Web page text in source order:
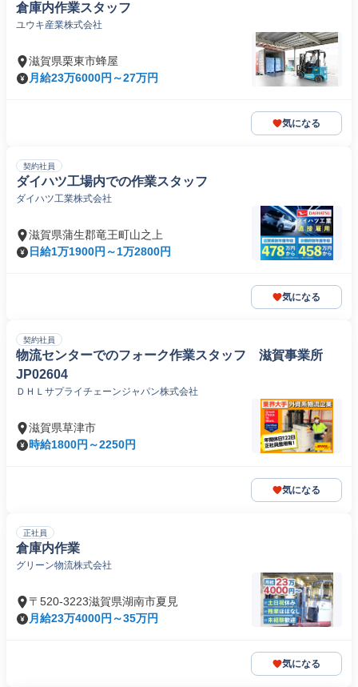
倉庫内作業スタッフ
ユウキ産業株式会社
滋賀県栗東市蜂屋
月給23万6000円～27万円
気になる
契約社員
ダイハツ工場内での作業スタッフ
ダイハツ工業株式会社
滋賀県蒲生郡竜王町山之上
日給1万1900円～1万2800円
気になる
契約社員
物流センターでのフォーク作業スタッフ 滋賀事業所
JP02604
ＤＨＬサプライチェーンジャパン株式会社
滋賀県草津市
時給1800円～2250円
気になる
正社員
倉庫内作業
グリーン物流株式会社
〒520-3223滋賀県湖南市夏見
月給23万4000円～35万円
気になる